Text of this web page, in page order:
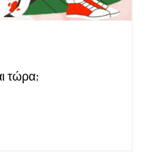
τώρα;